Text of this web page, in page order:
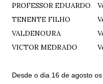
PROFESSOR EDUARDO
TENENTE FILHO
VALDENOURA
VICTOR MEDRADO
Desde o dia 16 de agosto